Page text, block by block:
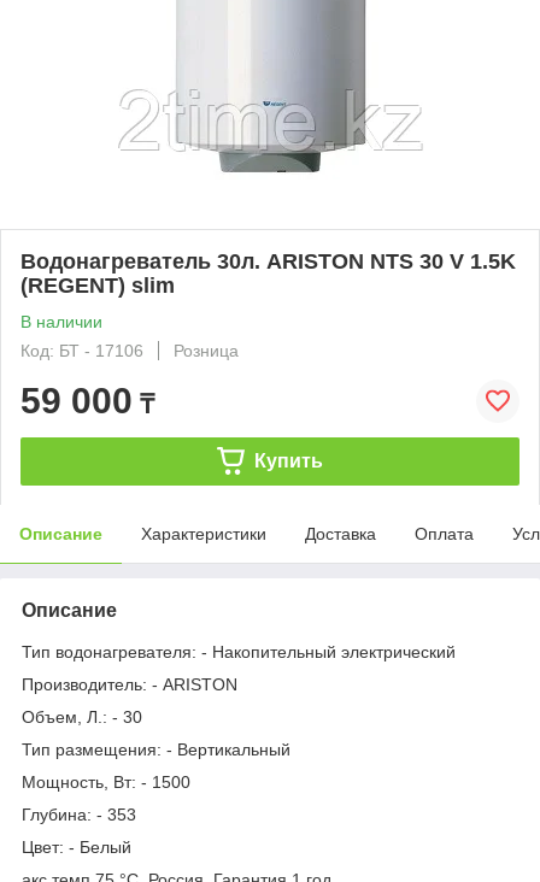
Водонагреватель 30л. ARISTON NTS 30 V 1.5K
(REGENT) slim
В наличии
Код: БТ - 17106
Розница
59 000 ₸
Купить
Описание Характеристики Доставка Оплата
Описание
Тип водонагревателя: - Накопительный электрический
Производитель: - ARISTON
Объем, Л.: - 30
Тип размещения: - Вертикальный
Мощность, Вт: - 1500
Глубина: - 353
Цвет: - Белый